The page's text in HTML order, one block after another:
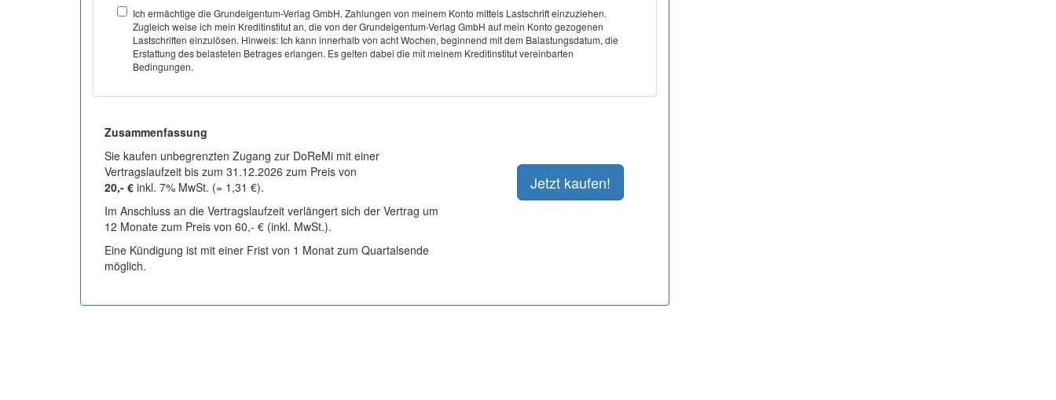
Ich ermächtige die Grundeigentum-Verlag GmbH, Zahlungen von meinem Konto mittels Lastschrift einzuziehen.
Zugleich weise ich mein Kreditinstitut an, die von der Grundeigentum-Verlag GmbH auf mein Konto gezogenen
Lastschriften einzulösen. Hinweis: Ich kann innerhalb von acht Wochen, beginnend mit dem Balastungsdatum, die
Erstattung des belasteten Betrages erlangen. Es gelten dabei die mit meinem Kreditinstitut vereinbarten
Bedingungen.
Zusammenfassung
Sie kaufen unbegrenzten Zugang zur DoReMi mit einer
Vertragslaufzeit bis zum 31.12.2026 zum Preis von
20,- € inkl. 7% MwSt. (= 1,31 €).
Im Anschluss an die Vertragslaufzeit verlängert sich der Vertrag um
12 Monate zum Preis von 60,- € (inkl. MwSt.).
Eine Kündigung ist mit einer Frist von 1 Monat zum Quartalsende
möglich.